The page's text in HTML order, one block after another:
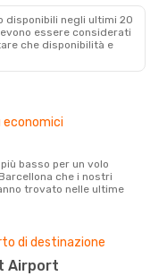
disponibili negli ultimi 20
essere considerati
che disponibilità e
economici
che i nostri
trovato nelle ultime
di destinazione
Airport